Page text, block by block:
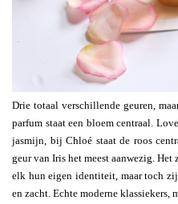
Drie totaal verschillende geuren,
parfum staat een bloem centraal.
jasmijn, bij Chloé staat de roos
geur van Iris het meest aanwezig.
elk hun eigen identiteit, maar toch
en zacht. Echte moderne klassiekers,